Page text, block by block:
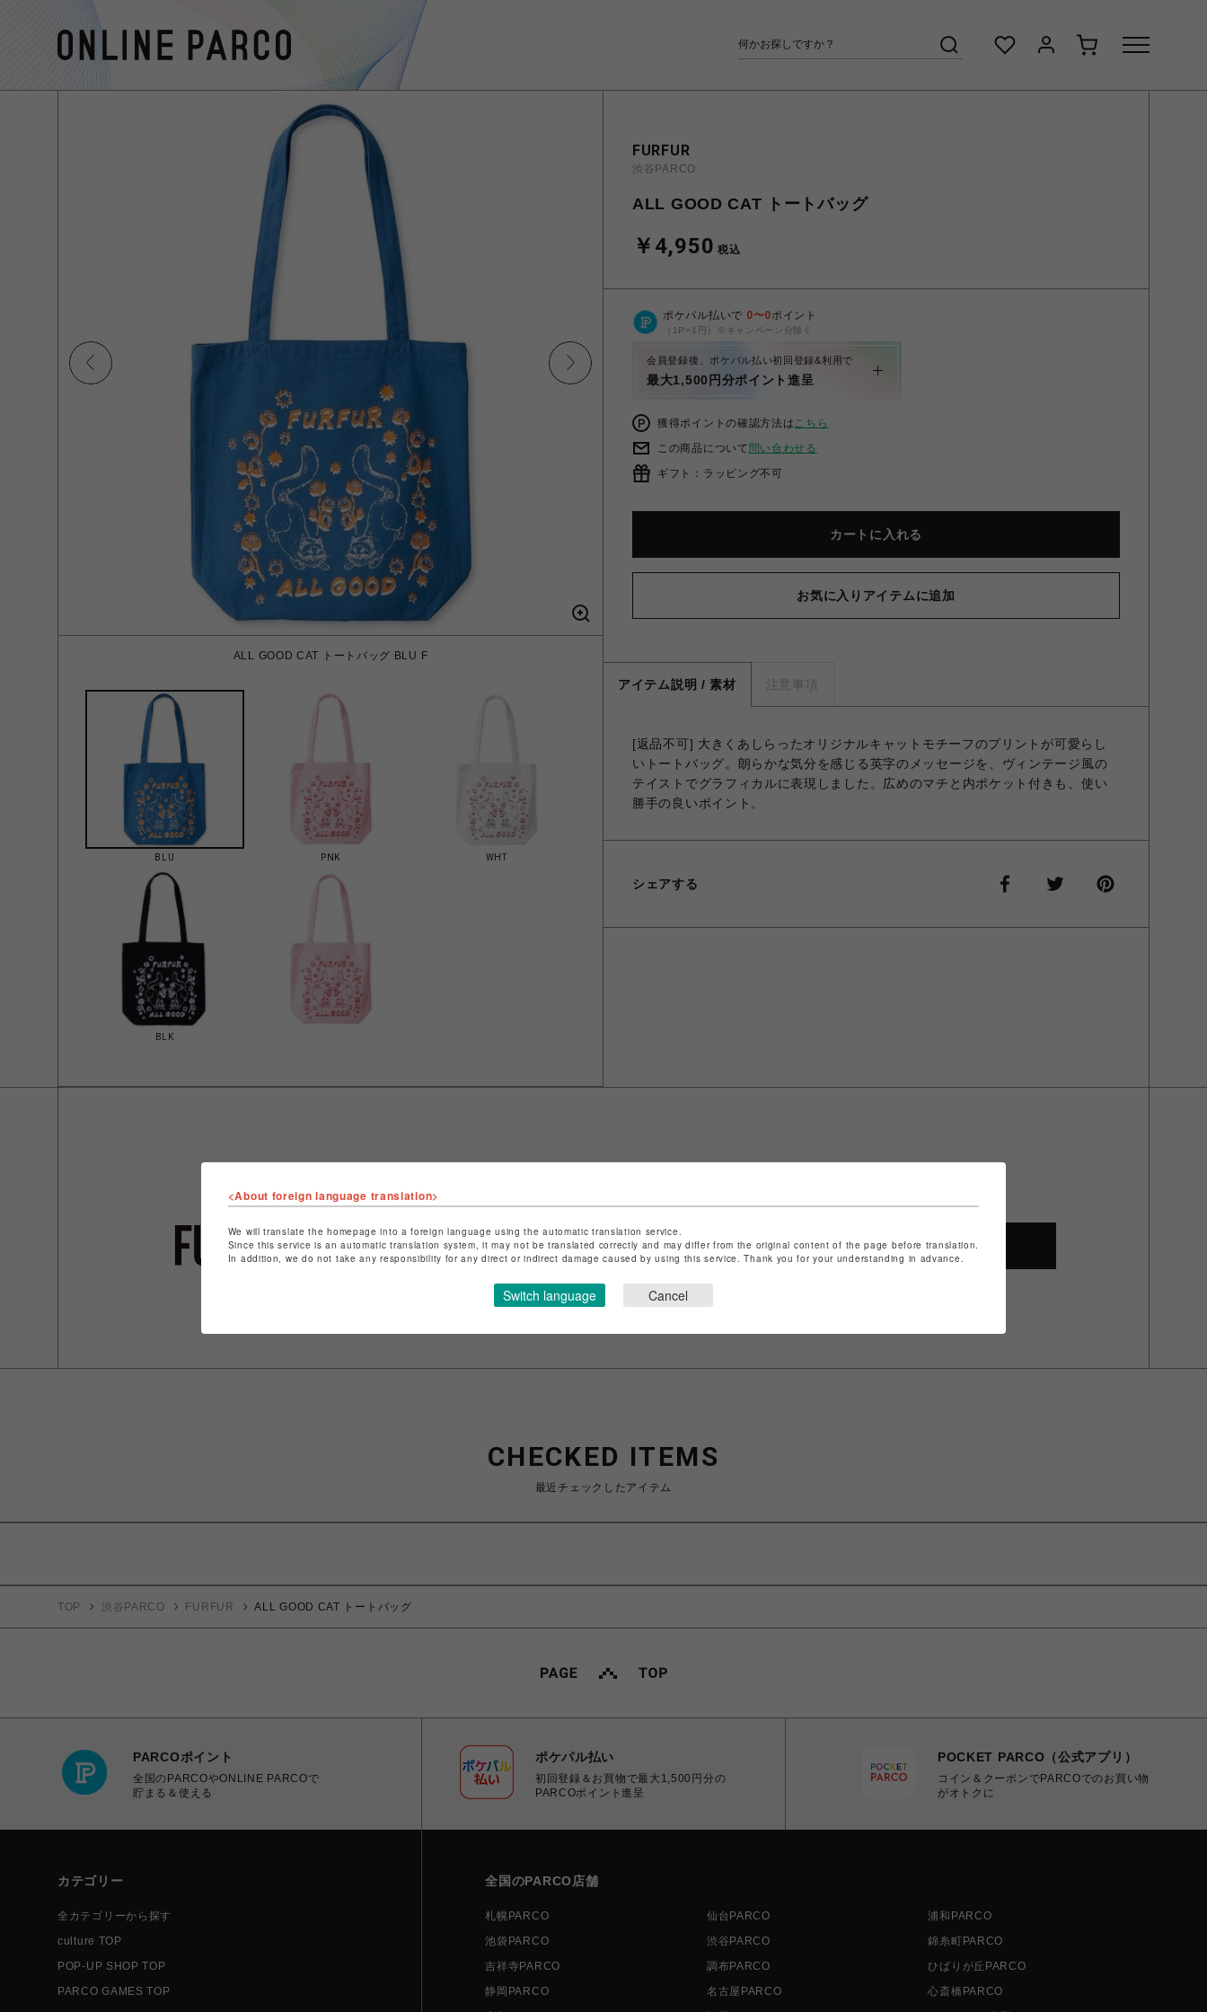
ALL GOOD CAT トートバッグ BLU F
BLU PNK WHT
BLK
FURFUR
渋谷PARCO
ALL GOOD CAT トートバッグ
￥4,950 税込
ポケパル払いで 0〜0ポイント
（1P=1円）※キャンペーン分除く
会員登録後、ポケパル払い初回登録&利用で
最大1,500円分ポイント進呈
獲得ポイントの確認方法はこちら
この商品について 問い合わせる
ギフト：ラッピング不可
カートに入れる
お気に入りアイテムに追加
アイテム説明 / 素材 注意事項
[返品不可] 大きくあしらったオリジナルキャットモチーフのプリントが可愛らし
いトートバッグ。朗らかな気分を感じる英字のメッセージを、ヴィンテージ風の
テイストでグラフィカルに表現しました。広めのマチと内ポケット付きも、使い
勝手の良いポイント。
シェアする
ショップ名
FURFUR
店舗名
渋谷PARCO
特定商取引法など法令に基づく表記はこちら
ショップお問い合わせはこちら
SHOP TOP
CHECKED ITEMS
最近チェックしたアイテム
TOP 渋谷PARCO FURFUR ALL GOOD CAT トートバッグ
PARCOポイント
全国のPARCOやONLINE PARCOで
貯まる＆使える
ポケパル払い
初回登録＆お買物で最大1,500円分の
PARCOポイント進呈
POCKET PARCO（公式アプリ）
コイン＆クーポンでPARCOでのお買い物
がオトクに
カテゴリー
全カテゴリーから探す
culture TOP
POP-UP SHOP TOP
PARCO GAMES TOP
全国のPARCO店舗
札幌PARCO 仙台PARCO
浦和PARCO
池袋PARCO
渋谷PARCO
錦糸町PARCO
吉祥寺PARCO
調布PARCO
ひばりが丘PARCO
静岡PARCO
名古屋PARCO
心斎橋PARCO
<About foreign language translation>
We will translate the homepage into a foreign language using the automatic translation service.
Since this service is an automatic translation system, it may not be translated correctly and may differ from the original content of the page before translation.
In addition, we do not take any responsibility for any direct or indirect damage caused by using this service. Thank you for your understanding in advance.
Switch language Cancel